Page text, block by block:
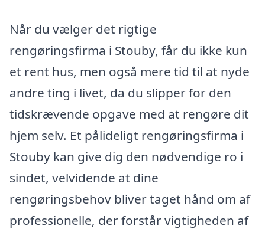
Når du vælger det rigtige
rengøringsfirma i Stouby, får du ikke kun
et rent hus, men også mere tid til at nyde
andre ting i livet, da du slipper for den
tidskrævende opgave med at rengøre dit
hjem selv. Et pålideligt rengøringsfirma i
Stouby kan give dig den nødvendige ro i
sindet, velvidende at dine
rengøringsbehov bliver taget hånd om af
professionelle, der forstår vigtigheden af